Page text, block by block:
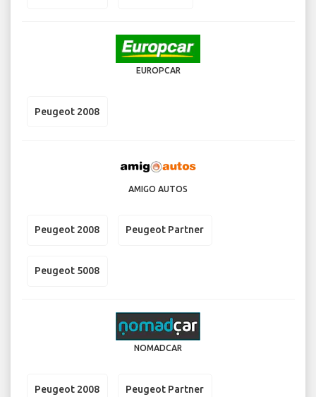
EUROPCAR
Peugeot 2008
AMIGO AUTOS
Peugeot 2008 Peugeot Partner
Peugeot 5008
NOMADCAR
Peugeot 2008 Peugeot Partner